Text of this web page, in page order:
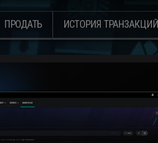
ПРОДАТЬ ИСТОРИЯ ТРАНЗАКЦИЙ